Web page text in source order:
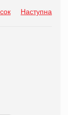
Наступна